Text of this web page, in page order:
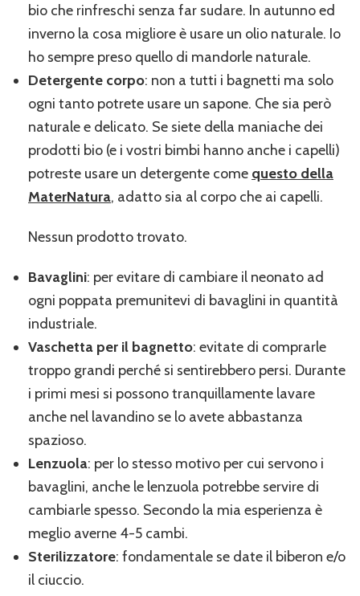
bio che rinfreschi senza far sudare. In autunno ed
inverno la cosa migliore è usare un olio naturale. Io
ho sempre preso quello di mandorle naturale.
Detergente corpo: non a tutti i bagnetti ma solo
ogni tanto potrete usare un sapone. Che sia però
naturale e delicato. Se siete della maniache dei
prodotti bio (e i vostri bimbi hanno anche i capelli)
potreste usare un detergente come questo della
MaterNatura, adatto sia al corpo che ai capelli.
Nessun prodotto trovato.
Bavaglini: per evitare di cambiare il neonato ad
ogni poppata premunitevi di bavaglini in quantità
industriale.
Vaschetta per il bagnetto: evitate di comprarle
troppo grandi perché si sentirebbero persi. Durante
i primi mesi si possono tranquillamente lavare
anche nel lavandino se lo avete abbastanza
spazioso.
Lenzuola: per lo stesso motivo per cui servono i
bavaglini, anche le lenzuola potrebbe servire di
cambiarle spesso. Secondo la mia esperienza è
meglio averne 4-5 cambi.
Sterilizzatore: fondamentale se date il biberon e/o
il ciuccio.